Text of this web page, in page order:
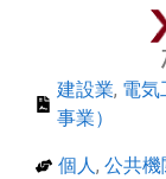
建設業, 電気
事業）
個人, 公共機